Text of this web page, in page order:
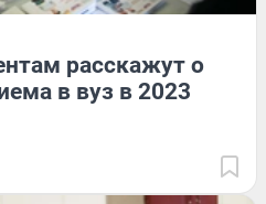
расскажут о
в вуз в 2023